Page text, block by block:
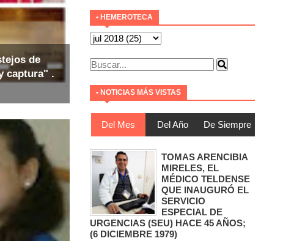
de
captura" .
• HEMEROTECA
• NOTICIAS MÁS VISTAS
Del Mes Del Año De Siempre
TOMAS ARENCIBIA
MIRELES, EL
MÉDICO TELDENSE
QUE INAUGURÓ EL
SERVICIO
ESPECIAL DE
URGENCIAS (SEU) HACE 45 AÑOS;
(6 DICIEMBRE 1979)